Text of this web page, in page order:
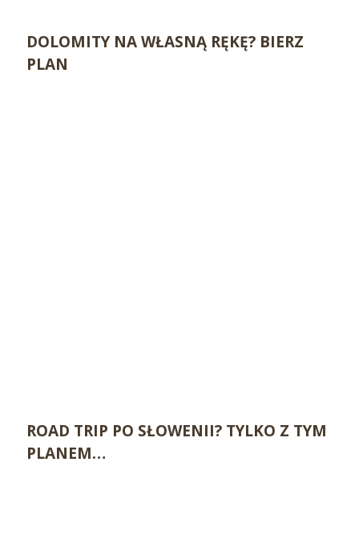
DOLOMITY NA WŁASNĄ RĘKĘ? BIERZ
PLAN
ROAD TRIP PO SŁOWENII? TYLKO Z TYM
PLANEM…